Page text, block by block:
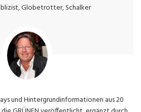
Globetrotter, Schalker
und Hintergrundinformationen aus 20